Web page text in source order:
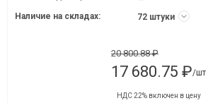
Наличие на складах:
72 штуки
20 800.88 ₽
17 680.75 ₽/шт
НДС 22% включен в цену